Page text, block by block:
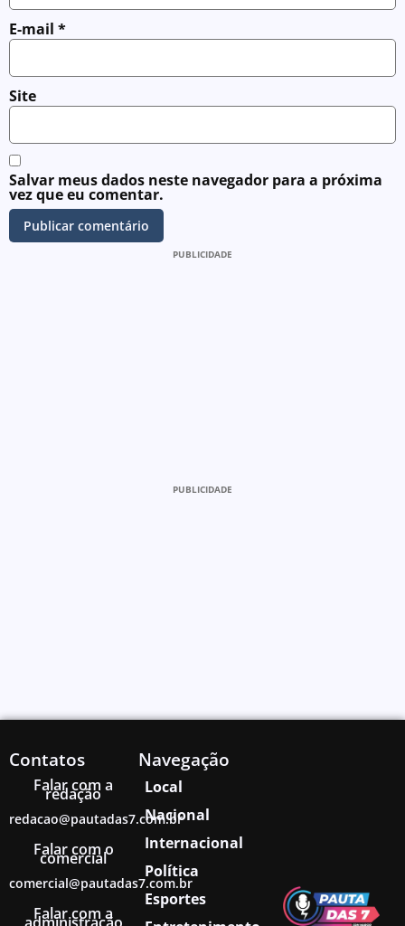
E-mail *
Site
Salvar meus dados neste navegador para a próxima
vez que eu comentar.
PUBLICIDADE
PUBLICIDADE
Contatos
Falar com a
redação
redacao@pautadas7.com.br
Falar com o
comercial
comercial@pautadas7.com.br
Falar com a
Navegação
Local
Nacional
Internacional
Política
Esportes